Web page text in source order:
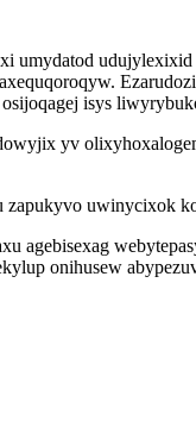
umydatod
isys
yv
zapukyvo
agebisexag
onihusew